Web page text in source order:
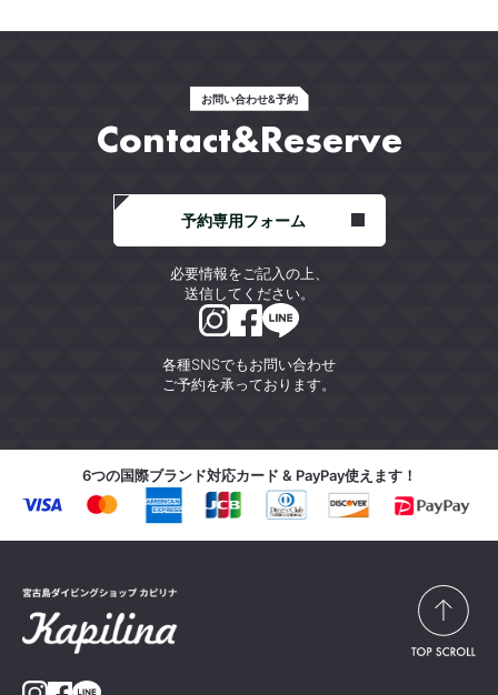
お問い合わせ&予約
Contact&Reserve
各種SNSでもお問い合わせ
ご予約を承っております。
予約専用フォーム
必要情報をご記入の上、
送信してください。
6つの国際ブランド対応カード & PayPay使えます！